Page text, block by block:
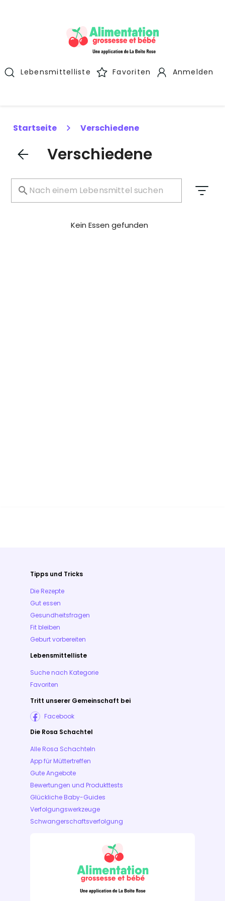
Lebensmittelliste Favoriten Anmelden
Startseite Verschiedene
Verschiedene
Kein Essen gefunden
Tipps und Tricks
Die Rezepte
Gut essen
Gesundheitsfragen
Fit bleiben
Geburt vorbereiten
Lebensmittelliste
Suche nach Kategorie
Favoriten
Tritt unserer Gemeinschaft bei
Facebook
Die Rosa Schachtel
Alle Rosa Schachteln
App für Müttertreffen
Gute Angebote
Bewertungen und Produkttests
Glückliche Baby-Guides
Verfolgungswerkzeuge
Schwangerschaftsverfolgung